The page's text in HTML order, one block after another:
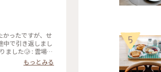
かったですが、せ
中で引き返しまし
ました🥲 : 雲場池
おすすめです！ :
#綺麗な景色 #軽
もっとみる
5